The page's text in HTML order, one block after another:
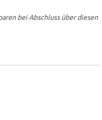
bei Abschluss über diesen